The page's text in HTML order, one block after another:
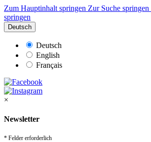
Zum Hauptinhalt springen Zur Suche springen
springen
Deutsch
Deutsch
English
Français
×
Newsletter
* Felder erforderlich